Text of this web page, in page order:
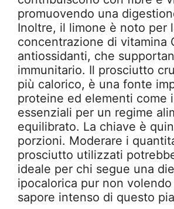
promuovendo una
Inoltre, il limone è noto per
concentrazione di vitamina
antiossidanti, che
immunitario. Il prosciutto
più calorico, è una fonte
proteine ed elementi come
essenziali per un regime
equilibrato. La chiave è
porzioni. Moderare i
prosciutto utilizzati
ideale per chi segue una
ipocalorica pur non
sapore intenso di questo